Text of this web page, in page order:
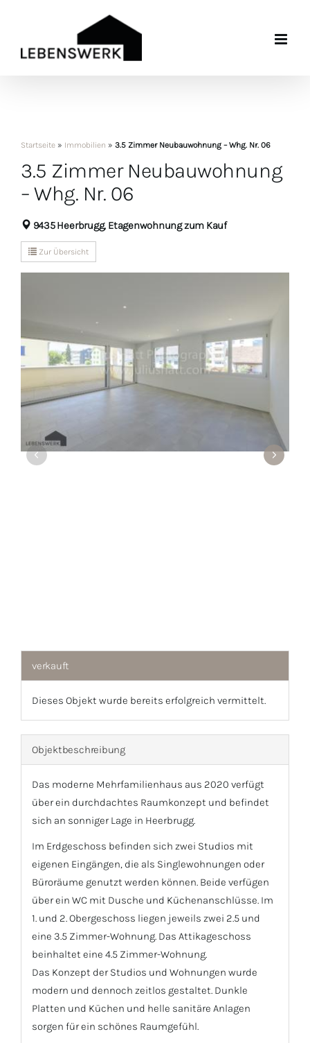
Startseite » Immobilien » 3.5 Zimmer Neubauwohnung – Whg. Nr. 06
3.5 Zimmer Neubauwohnung
– Whg. Nr. 06
9435 Heerbrugg, Etagenwohnung zum Kauf
Zur Übersicht
verkauft
Dieses Objekt wurde bereits erfolgreich vermittelt.
Objekt­beschreibung
Das moderne Mehrfamilienhaus aus 2020 verfügt
über ein durchdachtes Raumkonzept und befindet
sich an sonniger Lage in Heerbrugg.
Im Erdgeschoss befinden sich zwei Studios mit
eigenen Eingängen, die als Singlewohnungen oder
Büroräume genutzt werden können. Beide verfügen
über ein WC mit Dusche und Küchenanschlüsse. Im
1. und 2. Obergeschoss liegen jeweils zwei 2.5 und
eine 3.5 Zimmer-Wohnung. Das Attikageschoss
beinhaltet eine 4.5 Zimmer-Wohnung.
Das Konzept der Studios und Wohnungen wurde
modern und dennoch zeitlos gestaltet. Dunkle
Platten und Küchen und helle sanitäre Anlagen
sorgen für ein schönes Raumgefühl.